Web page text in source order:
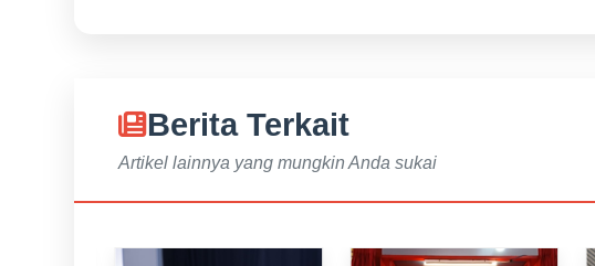
Berita Terkait
Artikel lainnya yang mungkin Anda sukai